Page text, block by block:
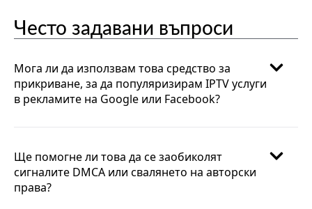
Често задавани въпроси
Мога ли да използвам това средство за
прикриване, за да популяризирам IPTV услуги
в рекламите на Google или Facebook?
Ще помогне ли това да се заобиколят
сигналите DMCA или свалянето на авторски
права?